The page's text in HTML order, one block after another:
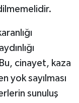
cinayet, kaza
yok sayılması
sunuluş